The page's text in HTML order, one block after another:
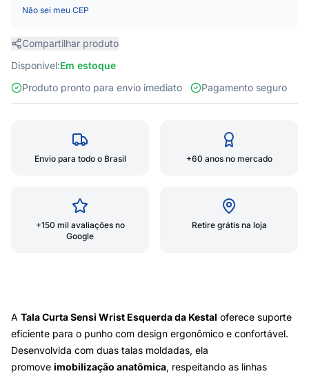
Não sei meu CEP
Compartilhar produto
Disponível:Em estoque
Produto pronto para envio imediato
Pagamento seguro
Envio para todo o Brasil +60 anos no mercado
+150 mil avaliações no
Google
Retire grátis na loja
A Tala Curta Sensi Wrist Esquerda da Kestal oferece suporte
eficiente para o punho com design ergonômico e confortável.
Desenvolvida com duas talas moldadas, ela
promove imobilização anatômica, respeitando as linhas